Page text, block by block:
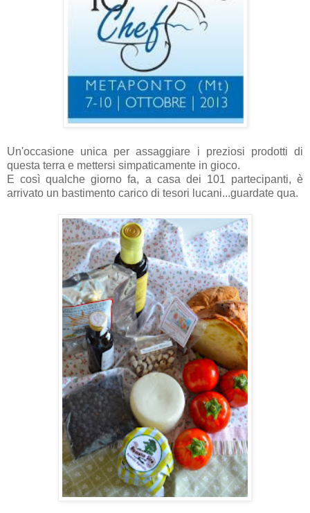
Un'occasione unica per assaggiare i preziosi prodotti di
questa terra e mettersi simpaticamente in gioco.
E così qualche giorno fa, a casa dei 101 partecipanti, è
arrivato un bastimento carico di tesori lucani...guardate qua.